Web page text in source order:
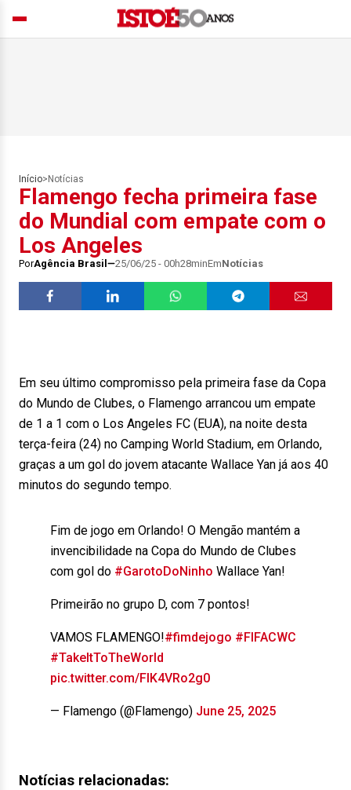
Início> Notícias
Flamengo fecha primeira fase
do Mundial com empate com o
Los Angeles
PorAgência Brasil 25/06/25 - 00h28minEmNotícias
Em seu último compromisso pela primeira fase da Copa
do Mundo de Clubes, o Flamengo arrancou um empate
de 1 a 1 com o Los Angeles FC (EUA), na noite desta
terça-feira (24) no Camping World Stadium, em Orlando,
graças a um gol do jovem atacante Wallace Yan já aos 40
minutos do segundo tempo.
Fim de jogo em Orlando! O Mengão mantém a
invencibilidade na Copa do Mundo de Clubes
com gol do #GarotoDoNinho Wallace Yan!
Primeirão no grupo D, com 7 pontos!
VAMOS FLAMENGO!#fimdejogo #FIFACWC
#TakeItToTheWorld
pic.twitter.com/FIK4VRo2g0
— Flamengo (@Flamengo) June 25, 2025
Notícias relacionadas: